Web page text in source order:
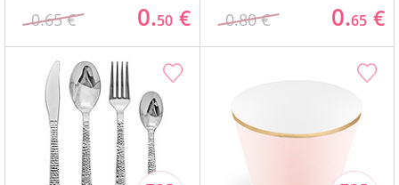
0.65 € 0.50 € 0.80 € 0.65 €